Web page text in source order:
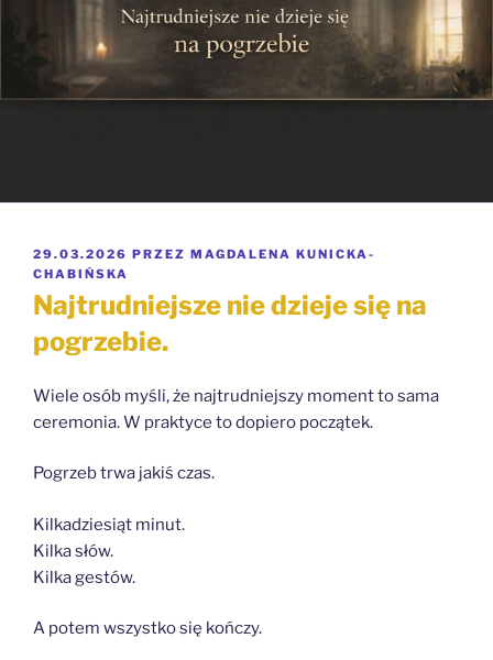
OPUBLIKOWANE
W
29.03.2026 PRZEZ MAGDALENA KUNICKA-
CHABIŃSKA
Najtrudniejsze nie dzieje się na
pogrzebie.
Wiele osób myśli, że najtrudniejszy moment to sama
ceremonia. W praktyce to dopiero początek.
Pogrzeb trwa jakiś czas.
Kilkadziesiąt minut.
Kilka słów.
Kilka gestów.
A potem wszystko się kończy.